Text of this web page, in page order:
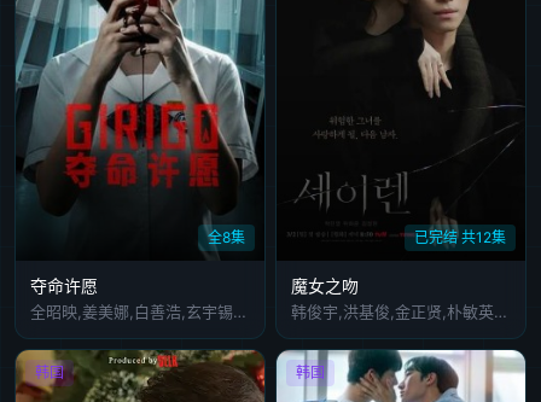
全8集
夺命许愿
全昭映,姜美娜,白善浩,玄宇锡,李孝制,全素妮,卢在元
已完结 共12集
魔女之吻
韩俊宇,洪基俊,金正贤,朴敏英,李伊利雅,魏嘏隽,金琴顺
韩国 韩国